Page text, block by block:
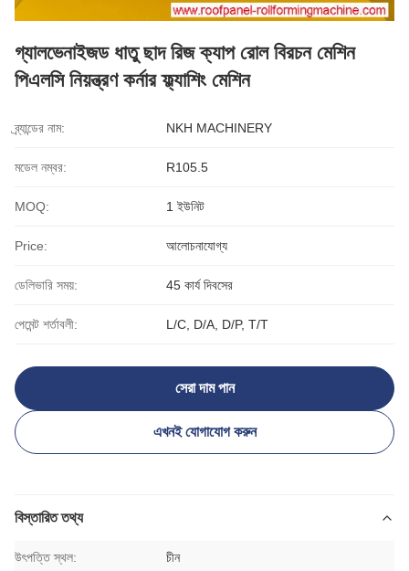
গ্যালভেনাইজড ধাতু ছাদ রিজ ক্যাপ রোল বিরচন মেশিন
পিএলসি নিয়ন্ত্রণ কর্নার ফ্ল্যাশিং মেশিন
ব্র্যান্ডের নাম: NKH MACHINERY
মডেল নম্বর: R105.5
MOQ: 1 ইউনিট
Price: আলোচনাযোগ্য
ডেলিভারি সময়: 45 কার্য দিবসের
পেমেন্ট শর্তাবলী: L/C, D/A, D/P, T/T
সেরা দাম পান
এখনই যোগাযোগ করুন
বিস্তারিত তথ্য
উৎপত্তি স্থল: চীন